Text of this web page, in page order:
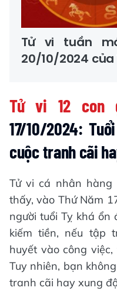
Tử vi tuần
20/10/2024 của
Tử vi 12 con
17/10/2024:
cuộc tranh cãi
Tử vi cá nhân
thấy, vào Thứ Năm
người tuổi Tỵ khá ổn
kiếm tiền, nếu tập
huyết vào công
Tuy nhiên, bạn
tranh cãi hay xung